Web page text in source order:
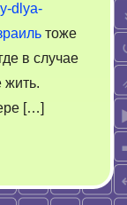
dlya-
тоже
в случае
жить.
[…]